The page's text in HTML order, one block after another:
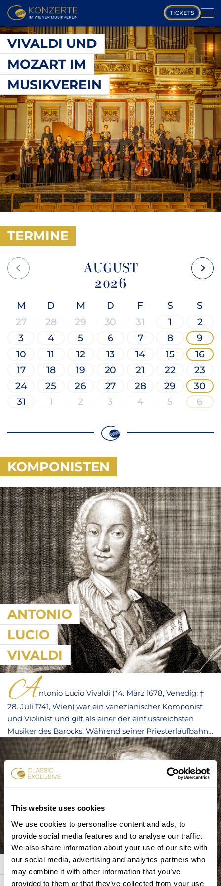
This website uses cookies
We use cookies to personalise content and ads, to
provide social media features and to analyse our traffic.
We also share information about your use of our site with
our social media, advertising and analytics partners who
may combine it with other information that you’ve
provided to them or that they’ve collected from your use
TICKETS
SPIELPLAN
MUSIKVEREIN
KOMPONISTEN
PROGRAMM
MUSIKER
GALERIE
ÜBER UNS
FAQ
VIVALDI UND
MOZART IM
MUSIKVEREIN
TERMINE
AUGUST
M D M D F S
S
27
28 29 30 31 1
2
3
4 5 6 7 8
9
10
11 12 13 14 15
16
17
18 19 20 21 22
23
24
25 26 27 28 29
30
31
1 2 3 4 5 6
KOMPONISTEN
ANTONIO
LUCIO
VIVALDI
Antonio Lucio Vivaldi (*4. März 1678, Venedig; †
28. Juli 1741, Wien) war ein venezianischer Komponist
und Violinist und gilt als einer der einflussreichsten
Musiker des Barocks. Während seiner Priesterlaufbahn
fing er an, seine ersten Stücke zu komponieren und
erlangte in den darauffolgenden Jahren großes
Ansehen und eine Vielzahl an musikalischen Aufträgen
in ganz Norditalien. Die Kirchenväter missbilligten
Tätigkeit als Priester, woraufhin sie ihn schließlich der
danach rasant ab, der erhoffte Erfolg nach seinem
Umzug in die Stadt Wien blieb aus, wo er schließlich
auch in ärmlichen Verhältnissen starb.
WOLFGANG